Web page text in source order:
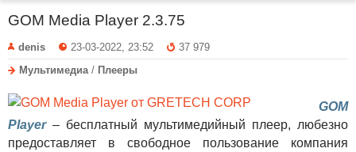
GOM Media Player 2.3.75
denis 23-03-2022, 23:52
37 979
Мультимедиа/ Плееры
GOM
Player – бесплатный мультимедийный плеер, любезно
предоставляет в свободное пользование компания